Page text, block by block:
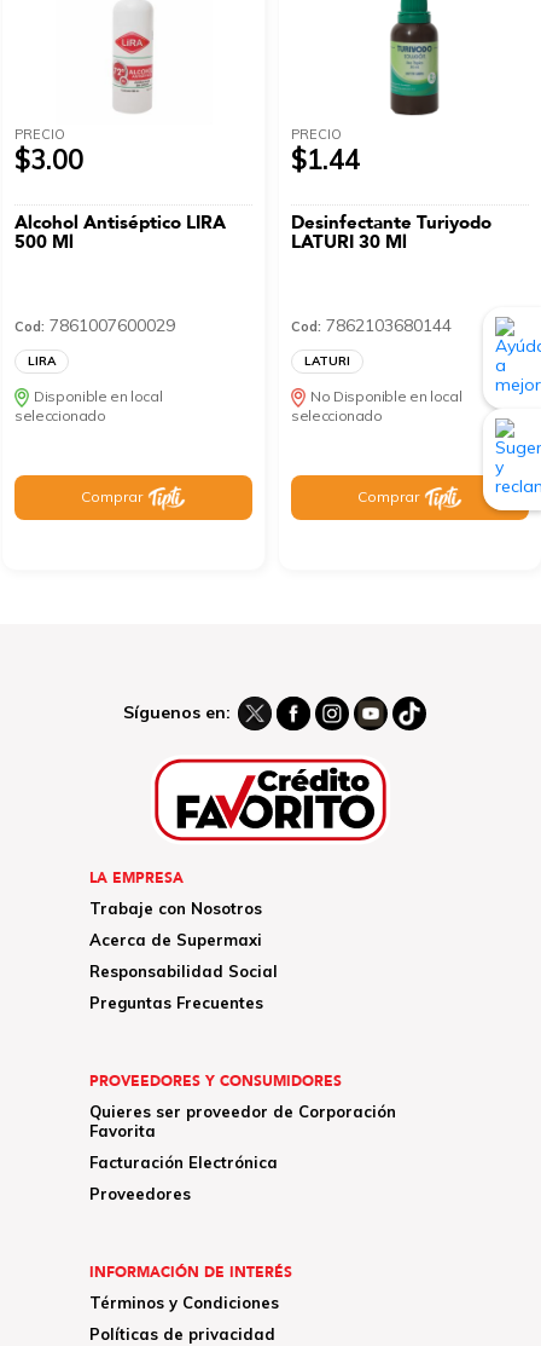
PRECIO
$3.00
Alcohol Antiséptico LIRA
500 Ml
Cod: 7861007600029
LIRA
Disponible en local
seleccionado
Comprar
PRECIO
$1.44
Desinfectante Turiyodo
LATURI 30 Ml
Cod: 7862103680144
LATURI
No Disponible en local
seleccionado
Comprar
Síguenos en:
LA EMPRESA
Trabaje con Nosotros
Acerca de Supermaxi
Responsabilidad Social
Preguntas Frecuentes
PROVEEDORES Y CONSUMIDORES
Quieres ser proveedor de Corporación
Favorita
Facturación Electrónica
Proveedores
INFORMACIÓN DE INTERÉS
Términos y Condiciones
Políticas de privacidad